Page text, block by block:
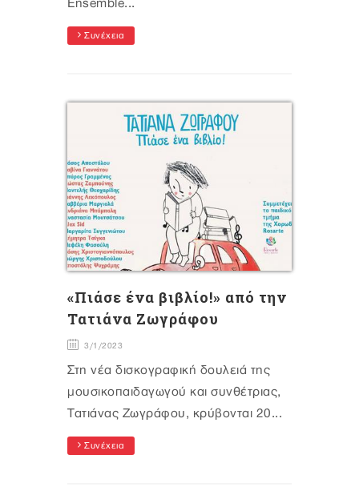
Ensemble...
Συνέχεια
«Πιάσε ένα βιβλίο!» από την
Τατιάνα Ζωγράφου
3/1/2023
Στη νέα δισκογραφική δουλειά της
μουσικοπαιδαγωγού και συνθέτριας,
Τατιάνας Ζωγράφου, κρύβονται 20...
Συνέχεια